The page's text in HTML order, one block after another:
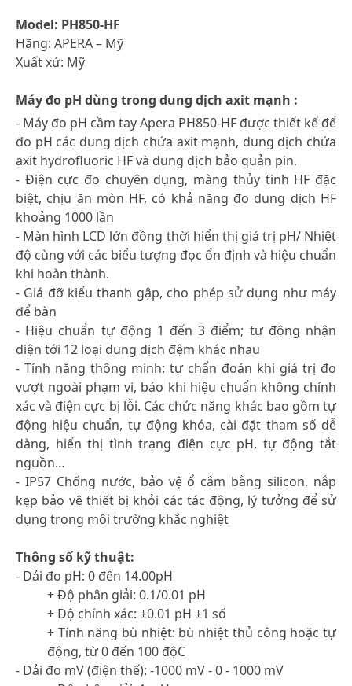
Model: PH850-HF
Hãng: APERA – Mỹ
Xuất xứ: Mỹ
Máy đo pH dùng trong dung dịch axit mạnh :
- Máy đo pH cầm tay Apera PH850-HF được thiết kế để
đo pH các dung dịch chứa axit mạnh, dung dịch chứa
axit hydrofluoric HF và dung dịch bảo quản pin.
- Điện cực đo chuyên dụng, màng thủy tinh HF đặc
biệt, chịu ăn mòn HF, có khả năng đo dung dịch HF
khoảng 1000 lần
- Màn hình LCD lớn đồng thời hiển thị giá trị pH/ Nhiệt
độ cùng với các biểu tượng đọc ổn định và hiệu chuẩn
khi hoàn thành.
- Giá đỡ kiểu thanh gập, cho phép sử dụng như máy
để bàn
- Hiệu chuẩn tự động 1 đến 3 điểm; tự động nhận
diện tới 12 loại dung dịch đệm khác nhau
- Tính năng thông minh: tự chẩn đoán khi giá trị đo
vượt ngoài phạm vi, báo khi hiệu chuẩn không chính
xác và điện cực bị lỗi. Các chức năng khác bao gồm tự
động hiệu chuẩn, tự động khóa, cài đặt tham số dễ
dàng, hiển thị tình trạng điện cực pH, tự động tắt
nguồn…
- IP57 Chống nước, bảo vệ ổ cắm bằng silicon, nắp
kẹp bảo vệ thiết bị khỏi các tác động, lý tưởng để sử
dụng trong môi trường khắc nghiệt
Thông số kỹ thuật:
- Dải đo pH: 0 đến 14.00pH
+ Độ phân giải: 0.1/0.01 pH
+ Độ chính xác: ±0.01 pH ±1 số
+ Tính năng bù nhiệt: bù nhiệt thủ công hoặc tự
động, từ 0 đến 100 độC
- Dải đo mV (điện thế): -1000 mV - 0 - 1000 mV